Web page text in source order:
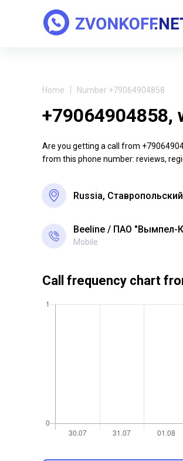
Home Number +79064904858
+79064904858,
Are you getting a call from
from this phone number: reviews,
Russia,
Beeline ПАО "Вымпел-
Mobile
Call frequency chart